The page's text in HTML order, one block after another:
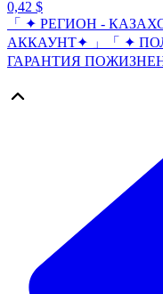
0,42 $
「 ✦ РЕГИОН -
АККАУНТ✦ 」「 ✦
ГАРАНТИЯ